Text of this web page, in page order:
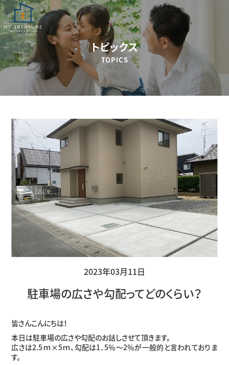
トピックス
TOPICS
2023年03月11日
駐車場の広さや勾配ってどのくらい？
皆さんこんにちは！
本日は駐車場の広さや勾配のお話しさせて頂きます。
広さは2.5ｍ×5ｍ、勾配は1．5％〜2％が一般的と言われておりま
す。